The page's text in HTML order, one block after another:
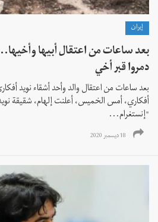
إيران
بعد ساعات من اعتقال أبيها
دمروا قبر أخي
بعد ساعات من اعتقال والد وأحد أشقاء نويد
أفكاري، أمس الخميس، أعلنت إلهام، شقيقة
"إنستغرام...
18 ديسمبر 2020